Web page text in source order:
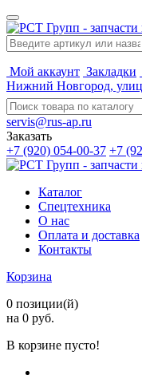
Мой аккаунт Закладки
Нижний Новгород,
servis@rus-ap.ru
Заказать
+7 (920) 054-00-37 +7
Каталог
Спецтехника
О нас
Оплата и доставка
Контакты
Корзина
0 позиции(й)
на 0 руб.
В корзине пусто!